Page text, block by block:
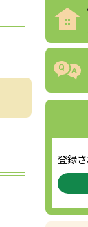
登録